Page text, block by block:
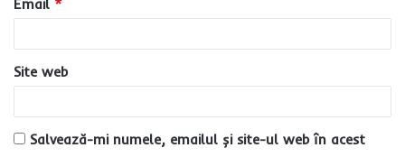
*
Email *
Site web
Salvează-mi numele, emailul și site-ul web în acest